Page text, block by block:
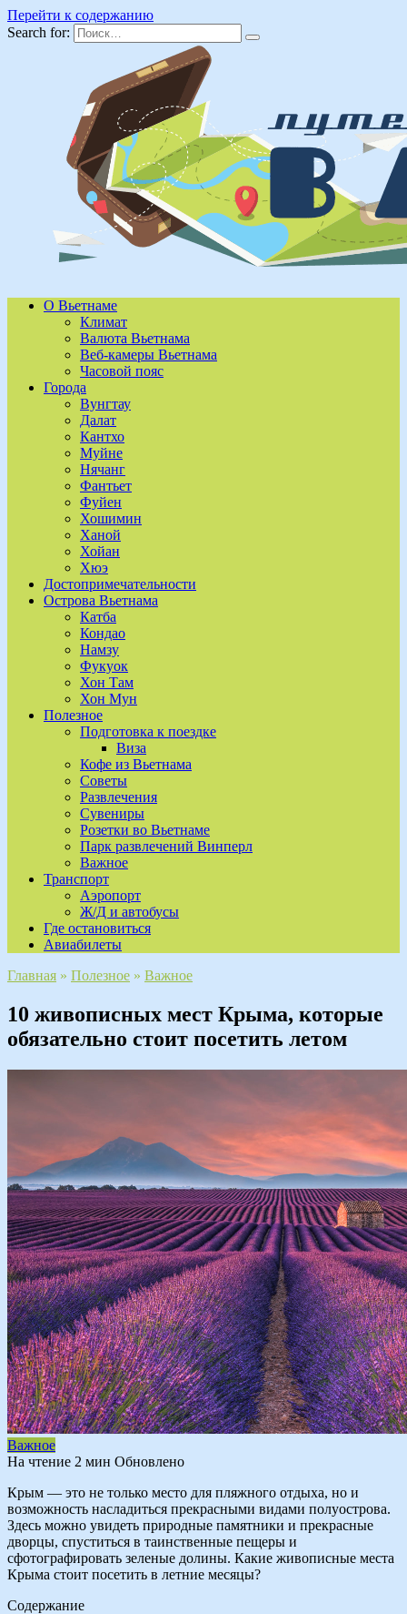
Перейти к содержанию
Search for:
О Вьетнаме
Климат
Валюта Вьетнама
Веб-камеры Вьетнама
Часовой пояс
Города
Вунгтау
Далат
Кантхо
Муйне
Нячанг
Фантьет
Фуйен
Хошимин
Ханой
Хойан
Хюэ
Достопримечательности
Острова Вьетнама
Катба
Кондао
Намзу
Фукуок
Хон Там
Хон Мун
Полезное
Подготовка к поездке
Виза
Кофе из Вьетнама
Советы
Развлечения
Сувениры
Розетки во Вьетнаме
Парк развлечений Винперл
Важное
Транспорт
Аэропорт
Ж/Д и автобусы
Где остановиться
Авиабилеты
Главная » Полезное » Важное
10 живописных мест Крыма, которые
обязательно стоит посетить летом
Важное
На чтение 2 мин Обновлено
Крым — это не только место для пляжного отдыха, но и
возможность насладиться прекрасными видами полуострова.
Здесь можно увидеть природные памятники и прекрасные
дворцы, спуститься в таинственные пещеры и
сфотографировать зеленые долины. Какие живописные места
Крыма стоит посетить в летние месяцы?
Содержание